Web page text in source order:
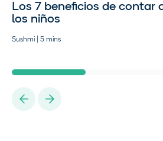
Los 7 beneficios de contar
los niños
Sushmi | 5 mins
PreviousNext